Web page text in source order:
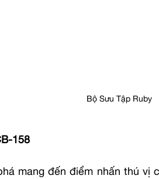
Bộ Sưu Tập Ruby
158
mang đến điểm nhấn thú vị